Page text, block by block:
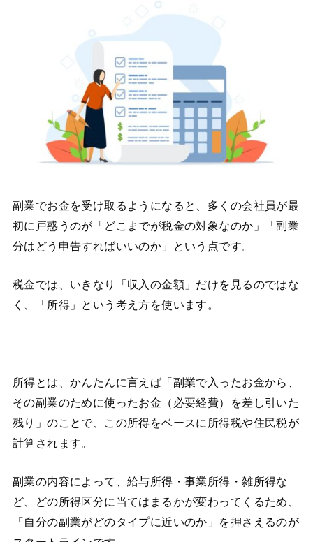
副業でお金を受け取るようになると、多くの会社員が最
初に戸惑うのが「どこまでが税金の対象なのか」「副業
分はどう申告すればいいのか」という点です。
税金では、いきなり「収入の金額」だけを見るのではな
く、「所得」という考え方を使います。
所得とは、かんたんに言えば「副業で入ったお金から、
その副業のために使ったお金（必要経費）を差し引いた
残り」のことで、この所得をベースに所得税や住民税が
計算されます。
副業の内容によって、給与所得・事業所得・雑所得な
ど、どの所得区分に当てはまるかが変わってくるため、
「自分の副業がどのタイプに近いのか」を押さえるのが